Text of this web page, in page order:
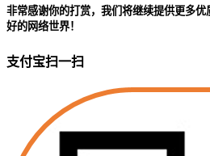
非常感谢你的打赏，我们将继续提供更多
好的网络世界！
支付宝扫一扫